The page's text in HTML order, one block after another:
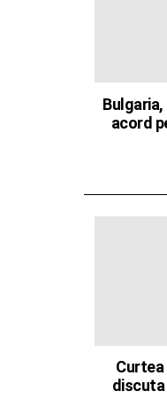
Bulgaria,
acord
discuta